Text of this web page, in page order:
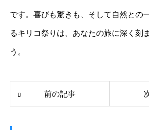
です。喜びも驚きも、そして自然との
るキリコ祭りは、あなたの旅に深く刻
う。
前の記事